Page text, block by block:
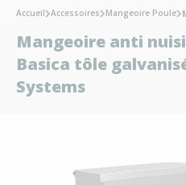
Accueil Accessoires Mangeoire Poule
Mangeoire anti
Basica tôle
Systems